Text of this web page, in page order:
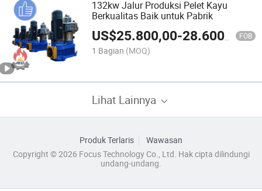
132kw Jalur Produksi Pelet Kayu
Berkualitas Baik untuk Pabrik
US$25.800,00-28.600,00 FOB
1 Bagian (MOQ)
Lihat Lainnya
Produk Terlaris
Wawasan
Copyright © 2026 Focus Technology Co., Ltd. Hak cipta dilindungi
undang-undang.